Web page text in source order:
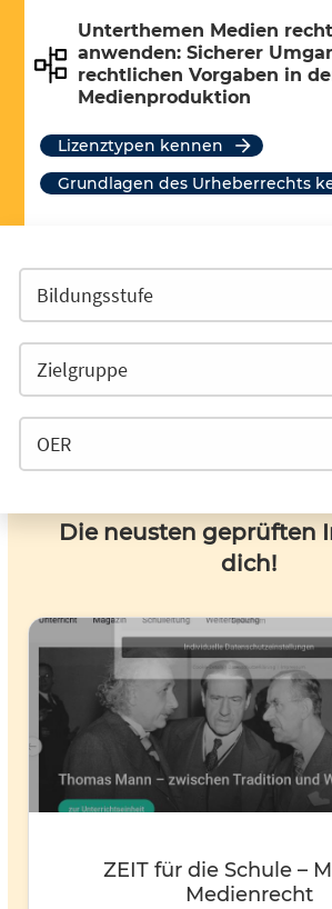
Unterthemen Medien
anwenden: Sicherer
rechtlichen Vorgaben in
Medienproduktion
Lizenztypen kennen
Grundlagen des Urheberrechts
Die neusten geprüften
dich!
ZEIT für die Schule –
Medienrecht